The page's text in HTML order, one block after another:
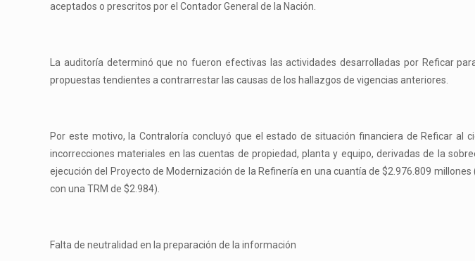
aceptados o prescritos por el Contador General de la Nación.
La auditoría determinó que no fueron efectivas las actividades desarrolladas por Reficar
propuestas tendientes a contrarrestar las causas de los hallazgos de vigencias anteriores.
Por este motivo, la Contraloría concluyó que el estado de situación financiera de Reficar al
incorrecciones materiales en las cuentas de propiedad, planta y equipo, derivadas de la
ejecución del Proyecto de Modernización de la Refinería en una cuantía de $2.976.809
con una TRM de $2.984).
Falta de neutralidad en la preparación de la información